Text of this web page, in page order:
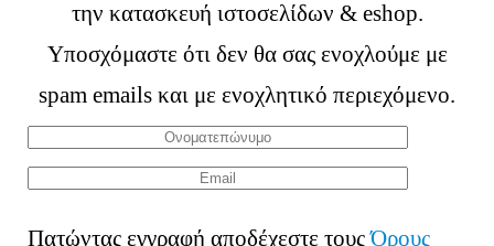
την κατασκευή ιστοσελίδων & eshop.
Υποσχόμαστε ότι δεν θα σας ενοχλούμε με
spam emails και με ενοχλητικό περιεχόμενο.
Πατώντας εγγραφή αποδέχεστε τουςΌρους